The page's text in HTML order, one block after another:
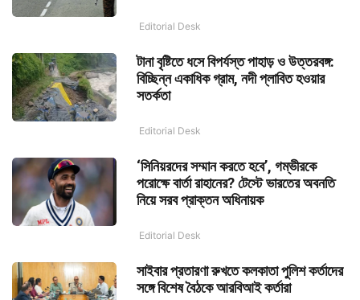
Editorial Desk
টানা বৃষ্টিতে ধসে বিপর্যস্ত পাহাড় ও উত্তরবঙ্গ:
বিচ্ছিন্ন একাধিক গ্রাম, নদী প্লাবিত হওয়ার
সতর্কতা
Editorial Desk
‘সিনিয়রদের সম্মান করতে হবে’, গম্ভীরকে
পরোক্ষে বার্তা রাহানের? টেস্টে ভারতের অবনতি
নিয়ে সরব প্রাক্তন অধিনায়ক
Editorial Desk
সাইবার প্রতারণা রুখতে কলকাতা পুলিশ কর্তাদের
সঙ্গে বিশেষ বৈঠকে আরবিআই কর্তারা